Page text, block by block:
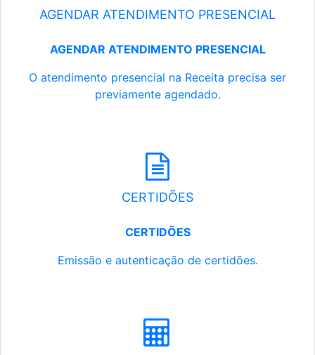
AGENDAR ATENDIMENTO PRESENCIAL
AGENDAR ATENDIMENTO PRESENCIAL
O atendimento presencial na Receita precisa ser
previamente agendado.
CERTIDÕES
CERTIDÕES
Emissão e autenticação de certidões.